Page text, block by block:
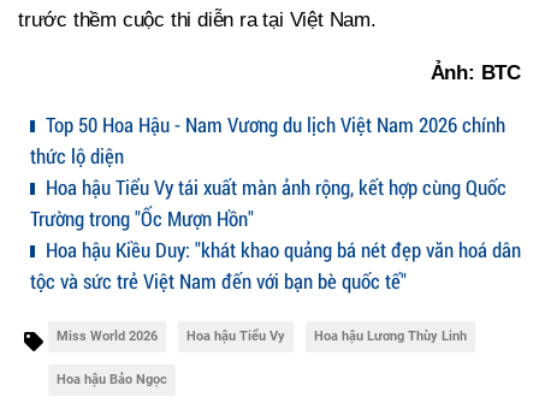
trước thềm cuộc thi diễn ra tại Việt Nam.
Ảnh: BTC
Top 50 Hoa Hậu - Nam Vương du lịch Việt Nam 2026 chính
thức lộ diện
Hoa hậu Tiểu Vy tái xuất màn ảnh rộng, kết hợp cùng Quốc
Trường trong "Ốc Mượn Hồn"
Hoa hậu Kiều Duy: "khát khao quảng bá nét đẹp văn hoá dân
tộc và sức trẻ Việt Nam đến với bạn bè quốc tế"
Miss World 2026 Hoa hậu Tiểu Vy Hoa hậu Lương Thùy Linh
Hoa hậu Bảo Ngọc